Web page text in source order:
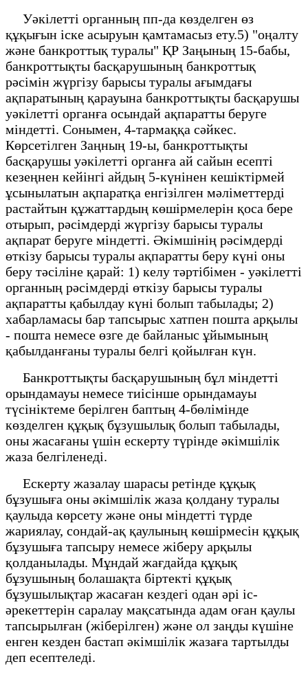
Уәкілетті органның пп-да көзделген өз
құқығын іске асыруын қамтамасыз ету.5) "оңалту
және банкроттық туралы" ҚР Заңының 15-бабы,
банкроттықты басқарушының банкроттық
рәсімін жүргізу барысы туралы ағымдағы
ақпаратының қарауына банкроттықты басқарушы
уәкілетті органға осындай ақпаратты беруге
міндетті. Сонымен, 4-тармаққа сәйкес.
Көрсетілген Заңның 19-ы, банкроттықты
басқарушы уәкілетті органға ай сайын есепті
кезеңнен кейінгі айдың 5-күнінен кешіктірмей
ұсынылатын ақпаратқа енгізілген мәліметтерді
растайтын құжаттардың көшірмелерін қоса бере
отырып, рәсімдерді жүргізу барысы туралы
ақпарат беруге міндетті. Әкімшінің рәсімдерді
өткізу барысы туралы ақпаратты беру күні оны
беру тәсіліне қарай: 1) келу тәртібімен - уәкілетті
органның рәсімдерді өткізу барысы туралы
ақпаратты қабылдау күні болып табылады; 2)
хабарламасы бар тапсырыс хатпен пошта арқылы
- пошта немесе өзге де байланыс ұйымының
қабылданғаны туралы белгі қойылған күн.
Банкроттықты басқарушының бұл міндетті
орындамауы немесе тиісінше орындамауы
түсініктеме берілген баптың 4-бөлімінде
көзделген құқық бұзушылық болып табылады,
оны жасағаны үшін ескерту түрінде әкімшілік
жаза белгіленеді.
Ескерту жазалау шарасы ретінде құқық
бұзушыға оны әкімшілік жаза қолдану туралы
қаулыда көрсету және оны міндетті түрде
жариялау, сондай-ақ қаулының көшірмесін құқық
бұзушыға тапсыру немесе жіберу арқылы
қолданылады. Мұндай жағдайда құқық
бұзушының болашақта біртекті құқық
бұзушылықтар жасаған кездегі одан әрі іс-
әрекеттерін саралау мақсатында адам оған қаулы
тапсырылған (жіберілген) және ол заңды күшіне
енген кезден бастап әкімшілік жазаға тартылды
деп есептеледі.